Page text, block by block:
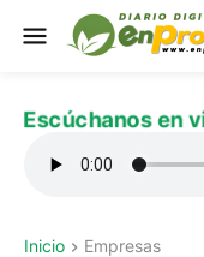
Escúchanos en
Inicio Empresas